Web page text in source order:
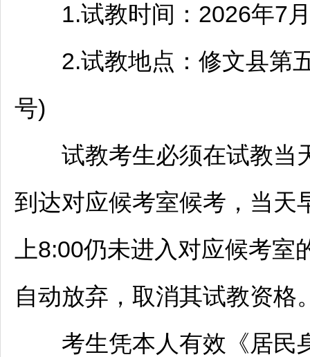
1.试教时间：2026年7月
2.试教地点： 修文县第
号)
试教考生必须在试教当
到达对应候考室候考，当天
上8:00仍未进入对应候考
自动放弃，取消其试教资格
考生凭本人有效《居民